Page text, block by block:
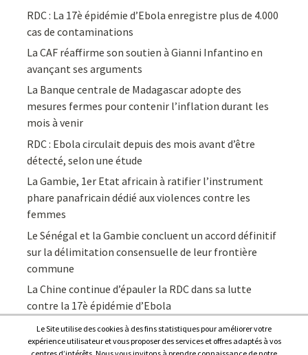
RDC : La 17è épidémie d’Ebola enregistre plus de 4.000
cas de contaminations
La CAF réaffirme son soutien à Gianni Infantino en
avançant ses arguments
La Banque centrale de Madagascar adopte des
mesures fermes pour contenir l’inflation durant les
mois à venir
RDC : Ebola circulait depuis des mois avant d’être
détecté, selon une étude
La Gambie, 1er Etat africain à ratifier l’instrument
phare panafricain dédié aux violences contre les
femmes
Le Sénégal et la Gambie concluent un accord définitif
sur la délimitation consensuelle de leur frontière
commune
La Chine continue d’épauler la RDC dans sa lutte
contre la 17è épidémie d’Ebola
Le Site utilise des cookies à des fins statistiques pour améliorer votre
expérience utilisateur et vous proposer des services et offres adaptés à vos